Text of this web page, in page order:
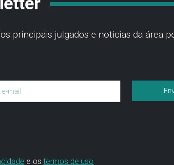
principais julgados e notícias da área
e os termos de uso